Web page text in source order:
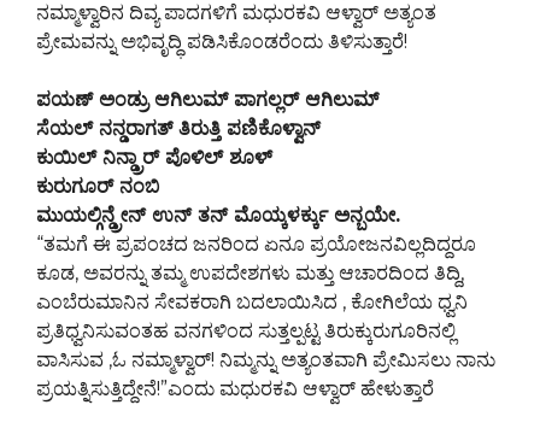
ನಮ್ಮಾಳ್ವಾರಿನ ದಿವ್ಯ ಪಾದಗಳಿಗೆ ಮಧುರಕವಿ ಆಳ್ವಾರ್ ಅತ್ಯಂತ
ಪ್ರೇಮವನ್ನು ಅಭಿವೃದ್ಧಿ ಪಡಿಸಿಕೊಂಡರೆಂದು ತಿಳಿಸುತ್ತಾರೆ!
ಪಯಣ್ ಅಂಡ್ರು ಆಗಿಲುಮ್ ಪಾಗಲ್ಲರ್ ಆಗಿಲುಮ್
ಸೆಯಲ್ ನನ್ಡರಾಗತ್ ತಿರುತ್ತಿ ಪಣಿಕೊಳ್ವಾನ್
ಕುಯಿಲ್ ನಿನ್ಡ್ರಾರ್ ಪೊಳಿಲ್ ಶೂಳ್
ಕುರುಗೂರ್ ನಂಬಿ
ಮುಯಲ್ಗಿನ್ಡ್ರೇನ್ ಉನ್ ತನ್ ಮೊಯ್ಕಳರ್ಕ್ಕು ಅನ್ಬಯೇ.
“ತಮಗೆ ಈ ಪ್ರಪಂಚದ ಜನರಿಂದ ಏನೂ ಪ್ರಯೋಜನವಿಲ್ಲದಿದ್ದರೂ
ಕೂಡ, ಅವರನ್ನು ತಮ್ಮ ಉಪದೇಶಗಳು ಮತ್ತು ಆಚಾರದಿಂದ ತಿದ್ದಿ,
ಎಂಬೆರುಮಾನಿನ ಸೇವಕರಾಗಿ ಬದಲಾಯಿಸಿದ , ಕೋಗಿಲೆಯ ಧ್ವನಿ
ಪ್ರತಿಧ್ವನಿಸುವಂತಹ ವನಗಳಿಂದ ಸುತ್ತಲ್ಪಟ್ಟ ತಿರುಕ್ಕುರುಗೂರಿನಲ್ಲಿ
ವಾಸಿಸುವ ,ಓ ನಮ್ಮಾಳ್ವಾರ್! ನಿಮ್ಮನ್ನು ಅತ್ಯಂತವಾಗಿ ಪ್ರೇಮಿಸಲು ನಾನು
ಪ್ರಯತ್ನಿಸುತ್ತಿದ್ದೇನೆ!”ಎಂದು ಮಧುರಕವಿ ಆಳ್ವಾರ್ ಹೇಳುತ್ತಾರೆ